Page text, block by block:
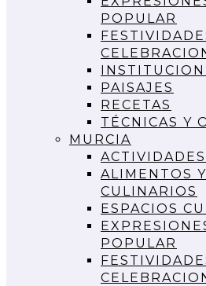
POPULAR
PAISAJES
RECETAS
TÉCNICAS Y
MURCIA
ALIMENTOS
CULINARIOS
ESPACIOS
POPULAR